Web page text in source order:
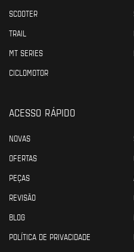
SCOOTER
TRAIL
MT SERIES
CICLOMOTOR
ACESSO RÁPIDO
NOVAS
OFERTAS
PEÇAS
REVISÃO
BLOG
POLÍTICA DE PRIVACIDADE